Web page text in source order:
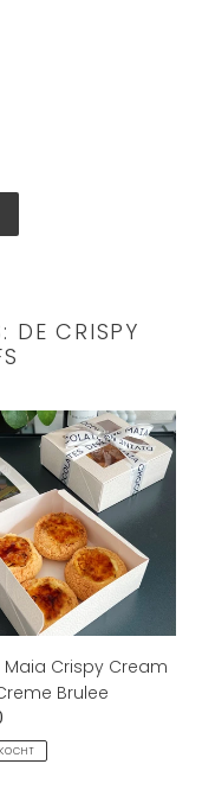
DE CRISPY
Maia Crispy Cream
Brulee